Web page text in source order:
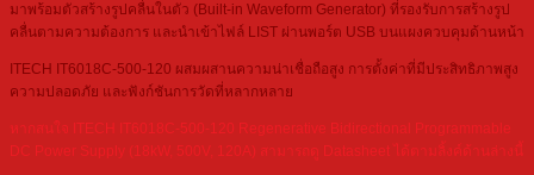
มาพร้อมตัวสร้างรูปคลื่นในตัว (Built-in Waveform Generator) ที่รองรับการสร้างรูป
คลื่นตามความต้องการ และนำเข้าไฟล์ LIST ผ่านพอร์ต USB บนแผงควบคุมด้านหน้า
ITECH IT6018C-500-120 ผสมผสานความน่าเชื่อถือสูง การตั้งค่าที่มีประสิทธิภาพสูง
ความปลอดภัย และฟังก์ชันการวัดที่หลากหลาย
หากสนใจ ITECH IT6018C-500-120 Regenerative Bidirectional Programmable
DC Power Supply (18kW, 500V, 120A) สามารถดู Datasheet ได้ตามลิ้งค์ด้านล่างนี้